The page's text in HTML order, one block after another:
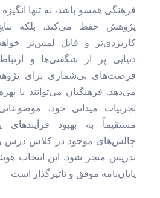
فرهنگی همسو باشد، نه تنها
پژوهش حفظ می‌کند، بلکه
کاربردی‌تر و قابل لمس‌تر
دنیایی پر از شگفتی‌ها و
فرصت‌های بی‌شماری برای
می‌دهد. فرهنگیان می‌توانند با
تجربیات میدانی خود،
مستقیماً به بهبود فرآیندهای
چالش‌های موجود در کلاس درس
تدریس منجر شود. این انتخاب
پایان‌نامه موفق و تأثیرگذار است.